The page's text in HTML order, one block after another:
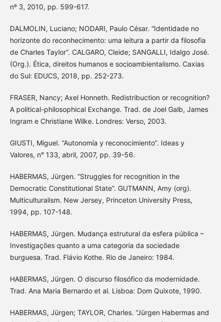
nº 3, 2010, pp. 599-617.
DALMOLIN, Luciano; NODARI, Paulo César. “Identidade no
horizonte do reconhecimento: uma leitura a partir da filosofia
de Charles Taylor”. CALGARO, Cleide; SANGALLI, Idalgo José.
(Org.). Ética, direitos humanos e socioambientalismo. Caxias
do Sul: EDUCS, 2018, pp. 252-273.
FRASER, Nancy; Axel Honneth. Redistribuction or recognition?
A political-philosophical Exchange. Trad. de Joel Galb, James
Ingram e Christiane Wilke. Londres: Verso, 2003.
GIUSTI, Miguel. “Autonomía y reconocimiento”. Ideas y
Valores, n° 133, abril, 2007, pp. 39-56.
HABERMAS, Jürgen. “Struggles for recognition in the
Democratic Constitutional State”. GUTMANN, Amy (org).
Multiculturalism. New Jersey, Princeton University Press,
1994, pp. 107-148.
HABERMAS, Jürgen. Mudança estrutural da esfera pública –
Investigações quanto a uma categoria da sociedade
burguesa. Trad. Flávio Kothe. Rio de Janeiro: 1984.
HABERMAS, Jürgen. O discurso filosófico da modernidade.
Trad. Ana Maria Bernardo et al. Lisboa: Dom Quixote, 1990.
HABERMAS, Jürgen; TAYLOR, Charles. “Jürgen Habermas and